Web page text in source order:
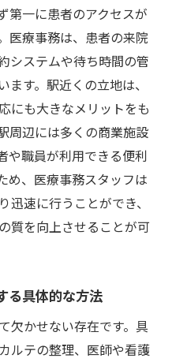
第一に患者のアクセスが
医療事務は、患者の来院
システムや待ち時間の管
す。駅近くの立地は、
にも大きなメリットをも
周辺には多くの商業施設
や職員が利用できる便利
め、医療事務スタッフは
迅速に行うことができ、
質を向上させることが可
る具体的な方法
欠かせない存在です。具
ルテの整理、医師や看護